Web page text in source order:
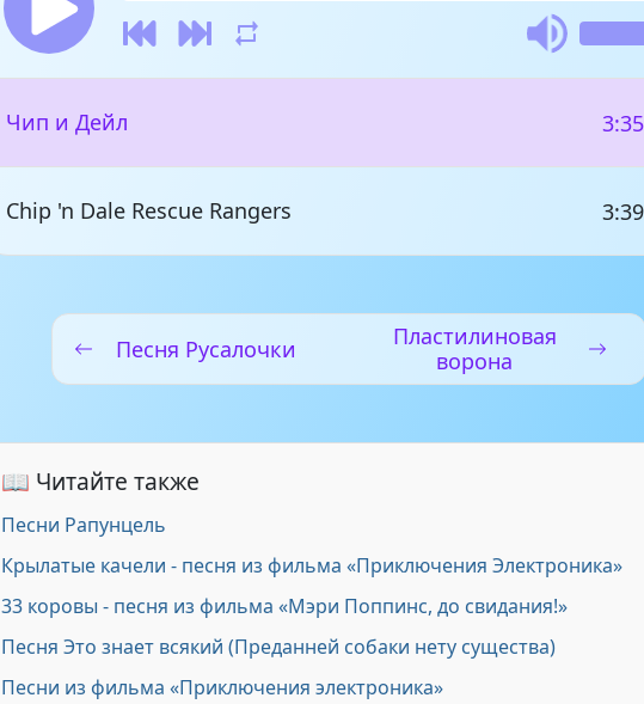
Чип и Дейл 3:35
Chip 'n Dale Rescue Rangers 3:39
Песня Русалочки
Пластилиновая
ворона
📖 Читайте также
Песни Рапунцель
Крылатые качели - песня из фильма «Приключения Электроника»
33 коровы - песня из фильма «Мэри Поппинс, до свидания!»
Песня Это знает всякий (Преданней собаки нету существа)
Песни из фильма «Приключения электроника»